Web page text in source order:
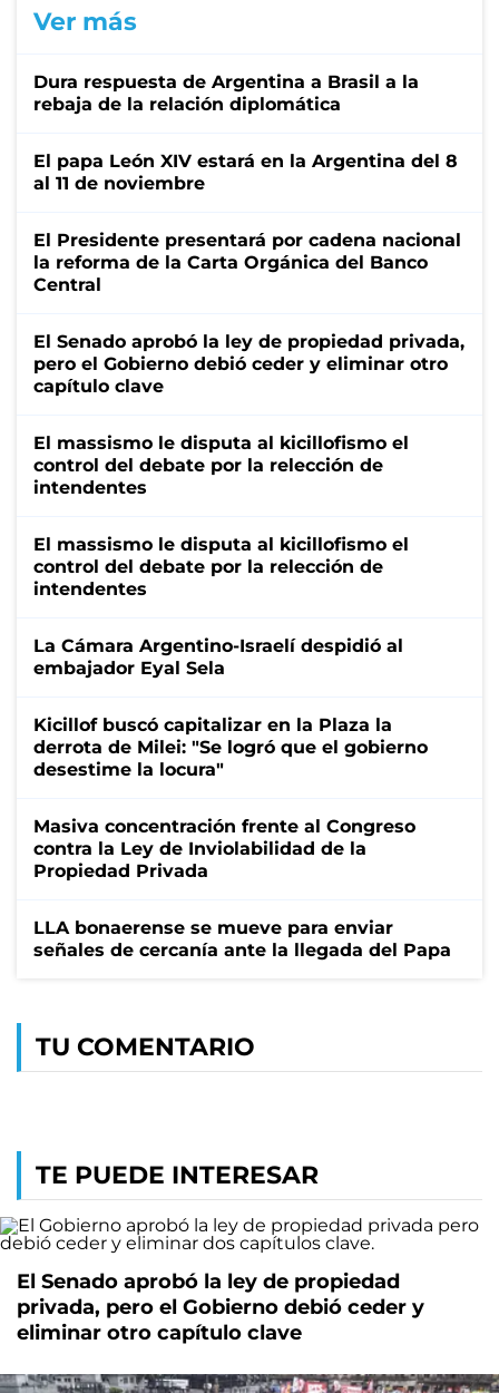
Ver más
Dura respuesta de Argentina a Brasil a la
rebaja de la relación diplomática
El papa León XIV estará en la Argentina del 8
al 11 de noviembre
El Presidente presentará por cadena nacional
la reforma de la Carta Orgánica del Banco
Central
El Senado aprobó la ley de propiedad privada,
pero el Gobierno debió ceder y eliminar otro
capítulo clave
El massismo le disputa al kicillofismo el
control del debate por la relección de
intendentes
El massismo le disputa al kicillofismo el
control del debate por la relección de
intendentes
La Cámara Argentino-Israelí despidió al
embajador Eyal Sela
Kicillof buscó capitalizar en la Plaza la
derrota de Milei: "Se logró que el gobierno
desestime la locura"
Masiva concentración frente al Congreso
contra la Ley de Inviolabilidad de la
Propiedad Privada
LLA bonaerense se mueve para enviar
señales de cercanía ante la llegada del Papa
TU COMENTARIO
TE PUEDE INTERESAR
El Senado aprobó la ley de propiedad
privada, pero el Gobierno debió ceder y
eliminar otro capítulo clave